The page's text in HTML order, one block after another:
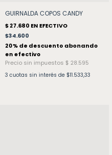
GUIRNALDA COPOS CANDY
$34.600
3 cuotas sin interés de $11.533,33